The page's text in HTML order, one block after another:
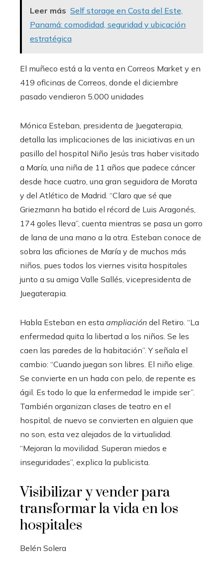
Leer más Self storage en Costa del Este,
Panamá: comodidad, seguridad y ubicación
estratégica
El muñeco está a la venta en Correos Market y en
419 oficinas de Correos, donde el diciembre
pasado vendieron 5.000 unidades
Mónica Esteban, presidenta de Juegaterapia,
detalla las implicaciones de las iniciativas en un
pasillo del hospital Niño Jesús tras haber visitado
a María, una niña de 11 años que padece cáncer
desde hace cuatro, una gran seguidora de Morata
y del Atlético de Madrid. “Claro que sé que
Griezmann ha batido el récord de Luis Aragonés,
174 goles lleva”, cuenta mientras se pasa un gorro
de lana de una mano a la otra. Esteban conoce de
sobra las aficiones de María y de muchos más
niños, pues todos los viernes visita hospitales
junto a su amiga Valle Sallés, vicepresidenta de
Juegaterapia.
Habla Esteban en esta ampliación del Retiro. “La
enfermedad quita la libertad a los niños. Se les
caen las paredes de la habitación”. Y señala el
cambio: “Cuando juegan son libres. El niño elige.
Se convierte en un hada con pelo, de repente es
ágil. Es todo lo que la enfermedad le impide ser”.
También organizan clases de teatro en el
hospital, de nuevo se convierten en alguien que
no son, esta vez alejados de la virtualidad.
“Mejoran la movilidad. Superan miedos e
inseguridades”, explica la publicista.
Visibilizar y vender para
transformar la vida en los
hospitales
Belén Solera